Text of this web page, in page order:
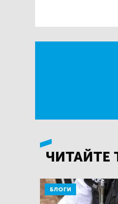
ЧИТАЙТЕ
БЛОГИ